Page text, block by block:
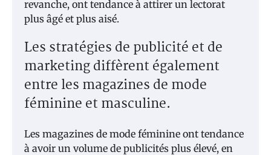
revanche, ont tendance à attirer un lectorat
plus âgé et plus aisé.
Les stratégies de publicité et de
marketing diffèrent également
entre les magazines de mode
féminine et masculine.
Les magazines de mode féminine ont tendance
à avoir un volume de publicités plus élevé, en